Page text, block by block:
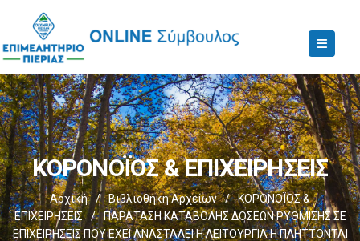
ΚΟΡΟΝΟΪΟΣ & ΕΠΙΧΕΙΡΗΣΕΙΣ
Αρχική / Βιβλιοθήκη Αρχείων /
ΚΟΡΟΝΟΪΟΣ &
ΕΠΙΧΕΙΡΗΣΕΙΣ
/
ΠΑΡΑΤΑΣΗ ΚΑΤΑΒΟΛΗΣ ΔΟΣΕΩΝ ΡΥΘΜΙΣΗΣ ΣΕ
ΕΠΙΧΕΙΡΗΣΕΙΣ ΠΟΥ ΕΧΕΙ ΑΝΑΣΤΑΛΕΙ Η ΛΕΙΤΟΥΡΓΙΑ Η ΠΛΗΤΤΟΝΤΑΙ